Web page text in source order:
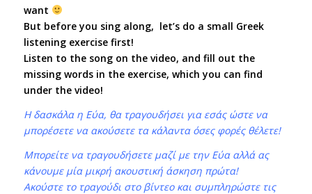
want
But before you sing along, let’s do a small Greek
listening exercise first!
Listen to the song on the video, and fill out the
missing words in the exercise, which you can find
under the video!
H δασκάλα η Εύα, θα τραγουδήσει για εσάς ώστε να
μπορέσετε να ακούσετε τα κάλαντα όσες φορές θέλετε!
Μπορείτε να τραγουδήσετε μαζί με την Εύα αλλά ας
κάνουμε μία μικρή ακουστική άσκηση πρώτα!
Ακούστε το τραγούδι στο βίντεο και συμπληρώστε τις